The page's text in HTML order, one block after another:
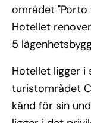
området "Porto
Hotellet
5
Hotellet ligger i
turistområdet
känd för sin